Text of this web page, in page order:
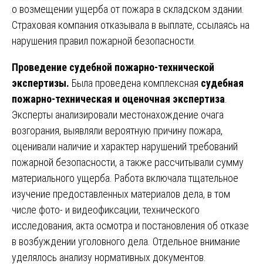
о возмещении ущерба от пожара в складском здании.
Страховая компания отказывала в выплате, ссылаясь на
нарушения правил пожарной безопасности.
Проведение судебной пожарно-технической
экспертизы. Была проведена комплексная судебная
пожарно-техническая и оценочная экспертиза
Эксперты анализировали местонахождение очага
возгорания, выявляли вероятную причину пожара,
оценивали наличие и характер нарушений требований
пожарной безопасности, а также рассчитывали сумму
материального ущерба. Работа включала тщательное
изучение предоставленных материалов дела, в том
числе фото- и видеофиксации, технического
исследования, акта осмотра и постановления об отказе
в возбуждении уголовного дела. Отдельное внимание
уделялось анализу нормативных документов.